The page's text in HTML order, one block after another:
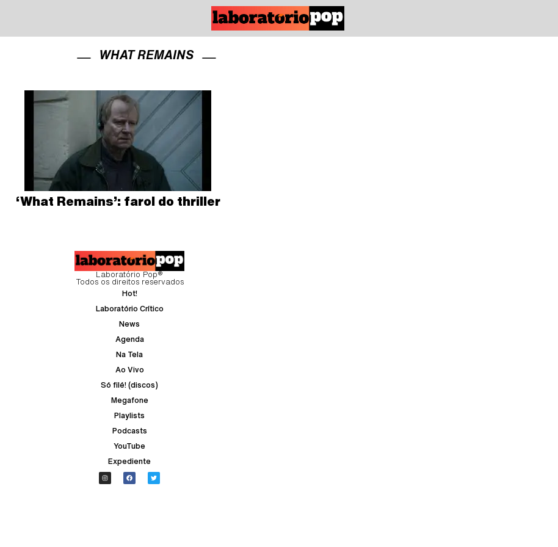
WHAT REMAINS
‘What Remains’: farol do thriller
Laboratório Pop®
Todos os direitos reservados
Hot!
Laboratório Crítico
News
Agenda
Na Tela
Ao Vivo
Só filé! (discos)
Megafone
Playlists
Podcasts
YouTube
Expediente